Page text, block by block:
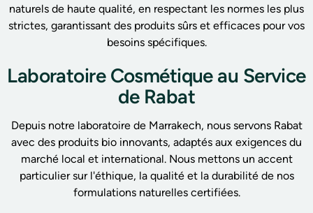
naturels de haute qualité, en respectant les normes les plus
strictes, garantissant des produits sûrs et efficaces pour vos
besoins spécifiques.
Laboratoire Cosmétique au Service
de Rabat
Depuis notre laboratoire de Marrakech, nous servons Rabat
avec des produits bio innovants, adaptés aux exigences du
marché local et international. Nous mettons un accent
particulier sur l'éthique, la qualité et la durabilité de nos
formulations naturelles certifiées.